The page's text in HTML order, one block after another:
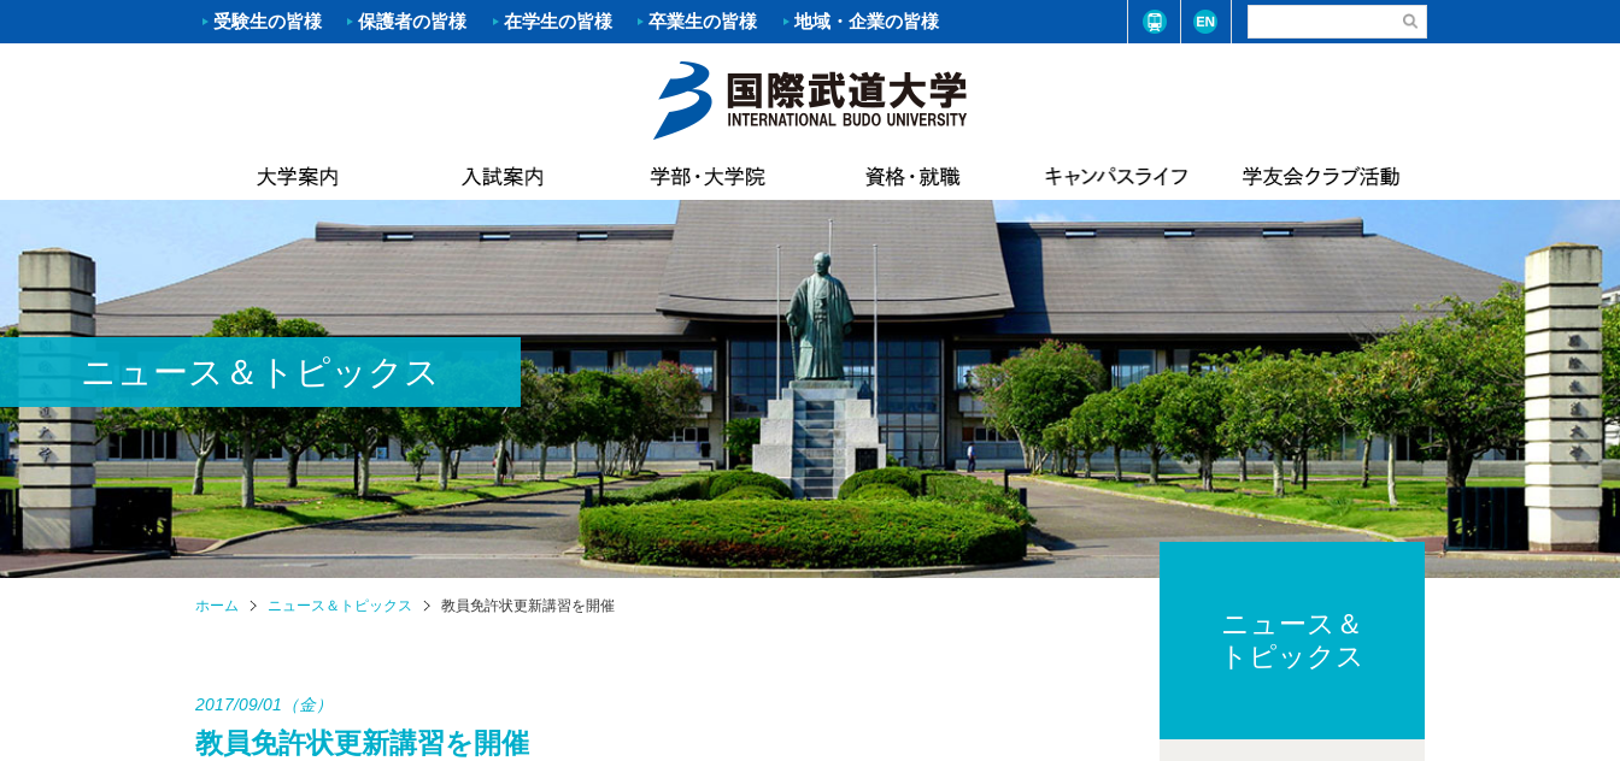
受験生の皆様 保護者の皆様 在学生の皆様 卒業生の皆様 地域・企業の皆様
沿革
建学の精神・教育目標・各種方針
校歌
校章・ロゴ・シンボルマーク
3つのポリシー
アセスメントポリシー
ミッション・ステイトメント
教員紹介
履修の手引・授業概要
国際武道大学学則
国際武道大学大学院学則
大学の活動
設置認可・届出等
ガバナンス・コード
中期計画
自己点検・評価報告
大学行事
教員数・学生数・卒業/修了生数
大学組織
財務情報
教育研究活動等の状況
公約研究費の不正防止への取り組み
プライバシーポリシー
ハラスメント及び性暴力等防止に関する取り組み
大学院入試要項
オープンキャンパス
進学相談会
入学金・学費等
入試資料請求
別科 武道専修課程
大学院
カリキュラム
取得可能な資格
教員紹介
進路（就職）支援プログラム・イベント
就職概要状況（結果）
求人お申し込みのお願い（求人受付）
武大NAVI（求人検索）
求人企業・卒業生アンケート
OPAC（国際武道大学蔵書検索）
国際交流プログラム
黒潮祭
学費・奨学金
各種手続き
健康管理・学生相談
学生食堂・売店
学生アパート情報
後援会
アルバイト情報
IBUキャンパスライフアンケート
各種規則
剣道部
なぎなた部
サッカー部
バスケットボール部
ハンドボール部
バドミントン部
テニス・ソフトテニス部
体操部
ダンス部
陸上競技部
バーベル部
レスリング部
ゴルフ部
ソフトボール部
ライフセービング部
キンボール部
サーフィン部
トレーナーチーム
居合道準クラブ
冬季競技準クラブ
軟式野球準クラブ
ボクシング同好会
軽音楽同好会
トライアスロン同好会
野外スポーツ同好会
フットサル同好会
サッカー同好会
ストリートダンス同好会
ビーチバレー同好会
華道部
茶道部
書道部
フランス文化部
ICG同好会
大学祭実行委員会
ニュース＆トピックス
ホーム ニュース＆トピックス 教員免許状更新講習を開催
2017/09/01（金）
教員免許状更新講習を開催
ニュース＆
トピックス